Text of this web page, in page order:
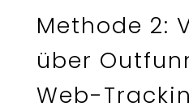
Methode 2:
über
Web-